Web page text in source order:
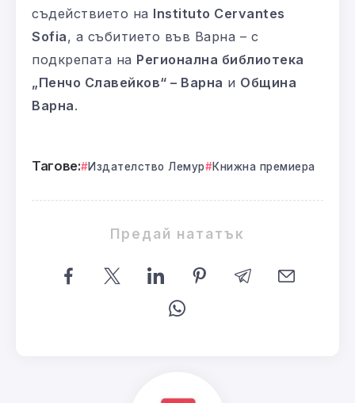
съдействието на Instituto Cervantes
Sofia, а събитието във Варна – с
подкрепата на Регионална библиотека
„Пенчо Славейков“ – Варна и Община
Варна.
Тагове: Издателство Лемур Книжна премиера
Предай нататък